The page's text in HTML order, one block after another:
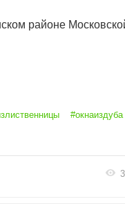
районе
#окнаиздуба